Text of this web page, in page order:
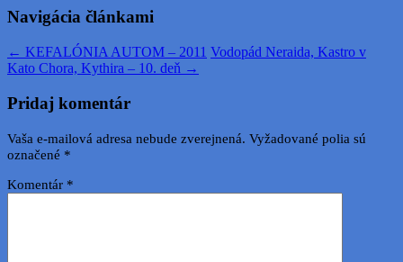
Navigácia článkami
← KEFALÓNIA AUTOM – 2011 Vodopád Neraida, Kastro v
Kato Chora, Kythira – 10. deň →
Pridaj komentár
Vaša e-mailová adresa nebude zverejnená. Vyžadované polia sú
označené *
Komentár *